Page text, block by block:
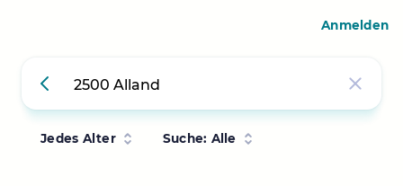
Jedes Alter Suche: Alle
Anmelden